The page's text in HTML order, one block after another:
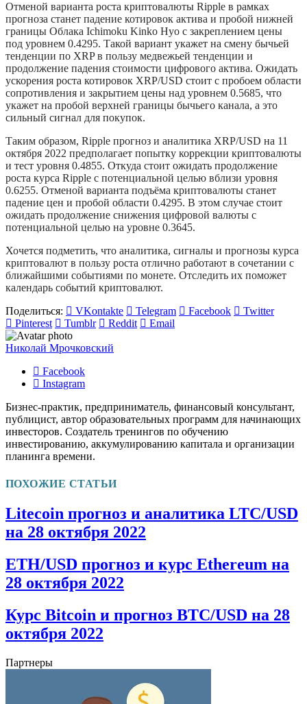
Отменой варианта роста криптовалюты Ripple в рамках
прогноза станет падение котировок актива и пробой нижней
границы Облака Ichimoku Kinko Hyo с закреплением цены
под уровнем 0.4295. Такой вариант укажет на смену бычьей
тенденции по XRP в пользу медвежьей тенденции и
продолжение падения стоимости цифрового актива. Ожидать
ускорения роста котировок XRP/USD стоит с пробоем области
сопротивления и закрытием цены над уровнем 0.5685, что
укажет на пробой верхней границы бычьего канала, а это
сильный сигнал для покупок.
Таким образом, Ripple прогноз и аналитика XRP/USD на 11
октября 2022 предполагает попытку коррекции криптовалюты
и тест уровня 0.4855. Откуда стоит ожидать продолжение
роста курса Ripple с потенциальной целью вблизи уровня
0.6255. Отменой варианта подъёма криптовалюты станет
падение цен и пробой области 0.4295. В этом случае стоит
ожидать продолжение снижения цифровой валюты с
потенциальной целью на уровне 0.3645.
Хочется подметить, что аналитика, сигналы и прогнозы курса
криптовалют в пользу роста отлично работают в сочетании с
ближайшими событиями по монете. Отследить их поможет
календарь событий криптовалют.
Поделиться:
VKontakte Telegram Facebook
Twitter
Pinterest
Tumblr Reddit Email
Николай Мрочковский
Facebook
Instagram
Бизнес-практик, предприниматель, финансовый консультант,
публицист, автор образовательных программ для начинающих
инвесторов. Создатель тренингов по обучению
инвестированию, аккумулированию капитала и организации
планинга времени.
ПОХОЖИЕ СТАТЬИ
Litecoin прогноз и аналитика LTC/USD
на 28 октября 2022
ETH/USD прогноз и курс Ethereum на
28 октября 2022
Курс Bitcoin и прогноз BTC/USD на 28
октября 2022
Партнеры